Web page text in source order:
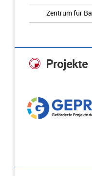
Zentrum für
Projekte